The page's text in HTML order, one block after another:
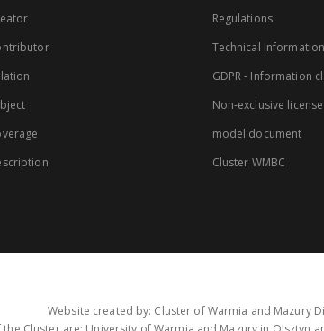
Regulations
Technical Information
GDPR - Information
Non-exclusive
model document
Cluster WMBC
Website created by: Cluster of Warmia and Mazury